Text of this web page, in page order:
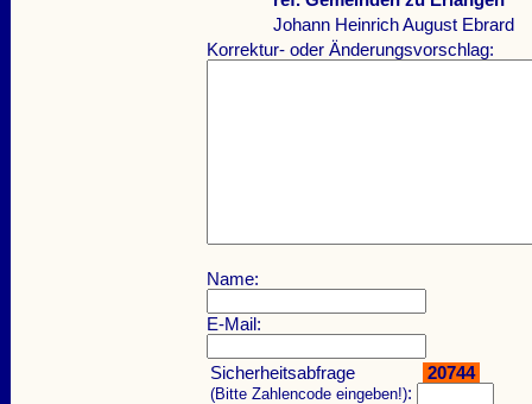
Johann Heinrich August Ebrard
Korrektur- oder Änderungsvorschlag:
Name:
E-Mail:
Sicherheitsabfrage
(Bitte Zahlencode eingeben!):
20744